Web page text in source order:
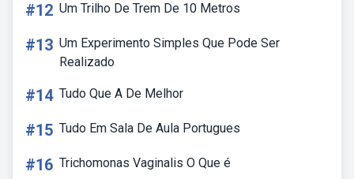
#12 Um Trilho De Trem De 10 Metros
#13 Um Experimento Simples Que Pode Ser
Realizado
#14 Tudo Que A De Melhor
#15 Tudo Em Sala De Aula Portugues
#16 Trichomonas Vaginalis O Que é